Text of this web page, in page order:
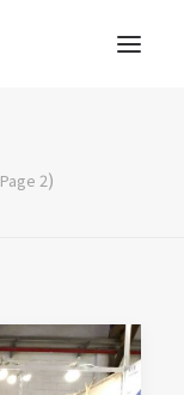
Page 2)